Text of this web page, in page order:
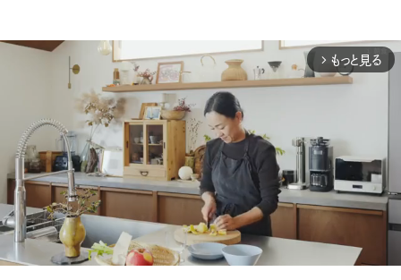
arrow_forward_ios もっと見る